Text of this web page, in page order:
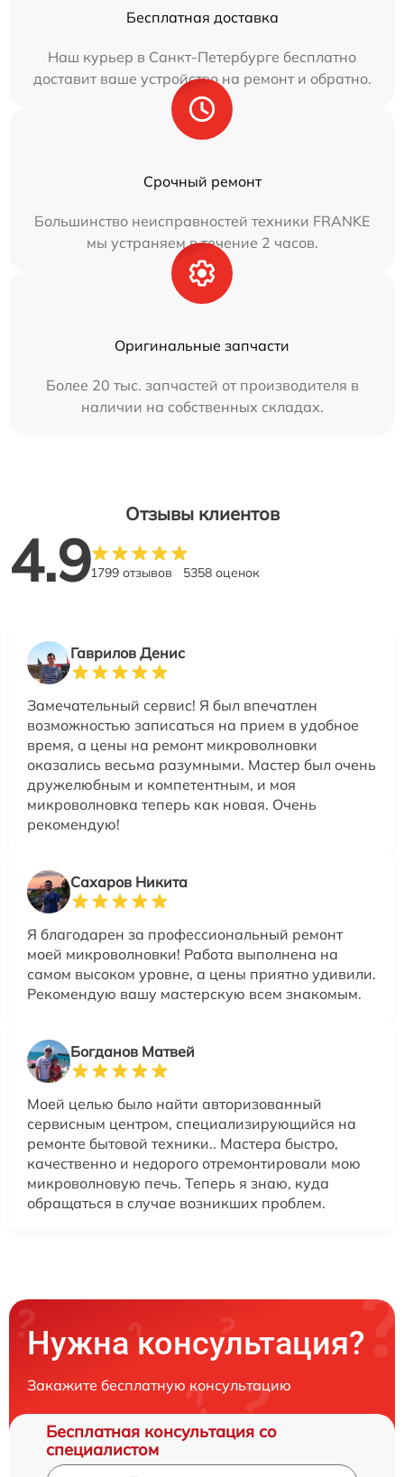
Бесплатная доставка
Наш курьер в Санкт-Петербурге бесплатно
доставит ваше устройство на ремонт и обратно.
Срочный ремонт
Большинство неисправностей техники FRANKE
мы устраняем в течение 2 часов.
Оригинальные запчасти
Более 20 тыс. запчастей от производителя в
наличии на собственных складах.
Отзывы клиентов
4.91799 отзывов 5358 оценок
Гаврилов Денис
Замечательный сервис! Я был впечатлен
возможностью записаться на прием в удобное
время, а цены на ремонт микроволновки
оказались весьма разумными. Мастер был очень
дружелюбным и компетентным, и моя
микроволновка теперь как новая. Очень
рекомендую!
Сахаров Никита
Я благодарен за профессиональный ремонт
моей микроволновки! Работа выполнена на
самом высоком уровне, а цены приятно удивили.
Рекомендую вашу мастерскую всем знакомым.
Богданов Матвей
Моей целью было найти авторизованный
сервисным центром, специализирующийся на
ремонте бытовой техники.. Мастера быстро,
качественно и недорого отремонтировали мою
микроволновую печь. Теперь я знаю, куда
обращаться в случае возникших проблем.
Нужна консультация?
Закажите бесплатную консультацию
Бесплатная консультация со
специалистом